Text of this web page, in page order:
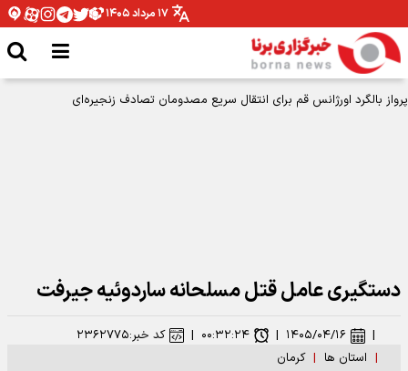
۱۷ مرداد ۱۴۰۵
پرواز بالگرد اورژانس قم برای انتقال سریع مصدومان تصادف زنجیره‌ای
دستگیری عامل قتل مسلحانه ساردوئیه جیرفت
| استان ها | کرمان
| ۱۴۰۵/۰۴/۱۶ | ۰۰:۳۲:۲۴ | کد خبر:۲۳۶۲۷۷۵